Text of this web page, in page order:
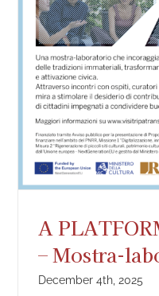
A
– Mostra-
December 4th, 2025